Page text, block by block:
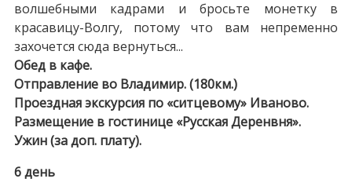
волшебными кадрами и бросьте монетку в
красавицу-Волгу, потому что вам непременно
захочется сюда вернуться...
Обед в кафе.
Отправление во Владимир. (180км.)
Проездная экскурсия по «ситцевому» Иваново.
Размещение в гостинице «Русская Деренвня».
Ужин (за доп. плату).
6 день